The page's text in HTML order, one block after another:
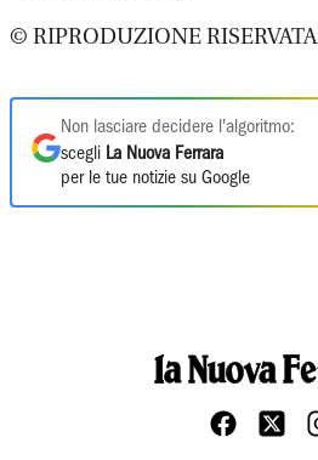
© RIPRODUZIONE RISERVATA
Non lasciare decidere l'algoritmo:
scegli La Nuova Ferrara
per le tue notizie su Google